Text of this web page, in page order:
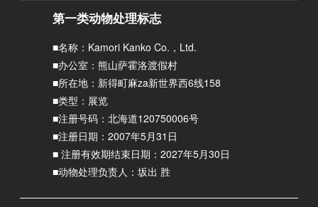
第一类动物处理标志
■名称：Kamori Kanko Co.，Ltd.
■办公室：熊山萨霍洛渡假村
■所在地：新得町麻za新世界西6线158
■类型：展览
■注册号码：北海道120750006号
■注册日期：2007年5月31日
■ 注册有效期结束日期：2027年5月30日
■动物处理负责人：坂出 胜